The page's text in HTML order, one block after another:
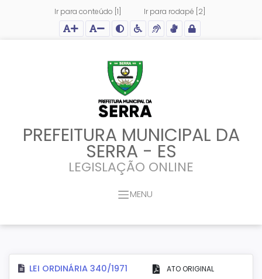
Ir para conteúdo [1] Ir para rodapé [2]
Ação para aumentar tamanho da fonte do site
Ação para diminuir tamanho da fonte do site
Ação para aplicar auto contraste no site
Acessar página sobre acessibilidade do site
Acessar página sobre NVDA - Leitor de Tela
Acessar página sobre VLibras - Tradutor de
Acessar Intranet
PREFEITURA MUNICIPAL DA
SERRA - ES
LEGISLAÇÃO ONLINE
MENU
LEI ORDINÁRIA 340/1971 ATO ORIGINAL